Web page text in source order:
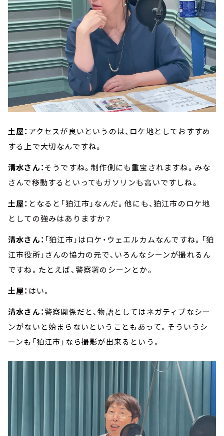
土屋： アクセスが良いというのは、ロケ地としておすすめ
する上で大切なんですね。
清水さん：そうですね。制作側にも重宝されますね。みな
さんで移動するといってもガソリンも高いですしね。
土屋： となると「狛江市」なんだ。他にも、狛江市のロケ地
としての強みはありますか？
清水さん： 「狛江市」はロケ・ウェエルカムなんですね。「狛
江市役所」さんの協力の元で、いろんなシーンが撮れるん
ですね。たとえば、警察署のシーンとか。
土屋： はい。
清水さん：警察関係だと、物語としてはネガティブなシー
ンがないと始まらないということもあって。そういうシ
ーンも「狛江市」なら撮影が出来るという。